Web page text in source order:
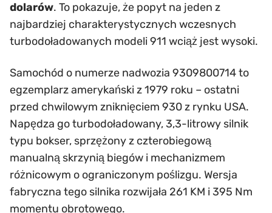
dolarów. To pokazuje, że popyt na jeden z
najbardziej charakterystycznych wczesnych
turbodoładowanych modeli 911 wciąż jest wysoki.
Samochód o numerze nadwozia 9309800714 to
egzemplarz amerykański z 1979 roku – ostatni
przed chwilowym zniknięciem 930 z rynku USA.
Napędza go turbodoładowany, 3,3-litrowy silnik
typu bokser, sprzężony z czterobiegową
manualną skrzynią biegów i mechanizmem
różnicowym o ograniczonym poślizgu. Wersja
fabryczna tego silnika rozwijała 261 KM i 395 Nm
momentu obrotowego.